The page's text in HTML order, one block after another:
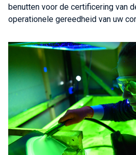
benutten voor de certificering van
operationele gereedheid van uw